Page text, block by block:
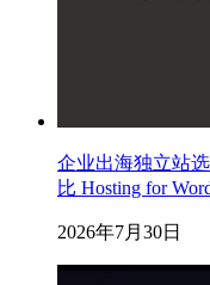
企业出海独立站
比 Hosting for
2026年7月30日